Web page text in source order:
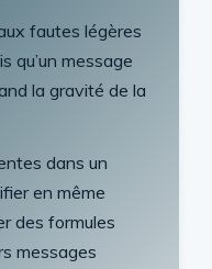
fautes légères
qu’un message
la gravité de la
dans un
en même
des formules
messages